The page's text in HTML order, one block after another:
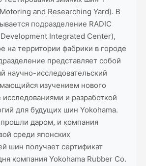
and Researching Yard). В
подразделение RADIC
Integrated Center),
на территории фабрики в городе
представляет собой
научно-исследовательский
изучением нового
и разработкой
для будущих шин Yokohama.
даром, и компания
среди японских
шин получает сертификат
компания Yokohama Rubber Co.